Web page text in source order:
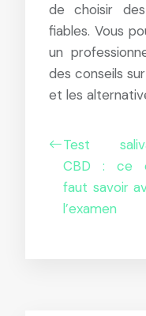
de choisir
fiables. Vous
un
des conseils
et les
Test
CBD : ce
faut savoir
l’examen